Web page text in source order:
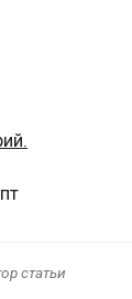
статьи